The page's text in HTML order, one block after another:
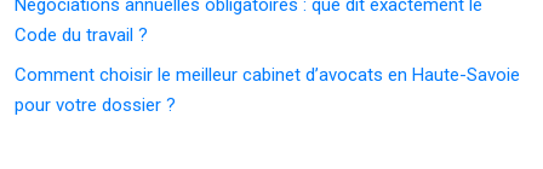
Code du travail ?
Comment choisir le meilleur cabinet d’avocats en Haute-Savoie
pour votre dossier ?